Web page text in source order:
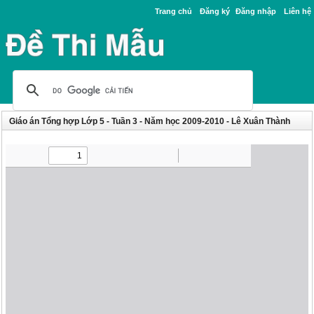
Trang chủ Đăng ký Đăng nhập Liên hệ
Giáo án Tổng hợp Lớp 5 - Tuần 3 - Năm học 2009-2010 - Lê Xuân Thành